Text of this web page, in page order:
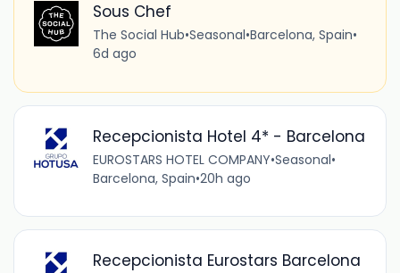
Sous Chef
The Social Hub•Seasonal•Barcelona, Spain•
6d ago
Recepcionista Hotel 4* - Barcelona
EUROSTARS HOTEL COMPANY•Seasonal•
Barcelona, Spain•20h ago
Recepcionista Eurostars Barcelona